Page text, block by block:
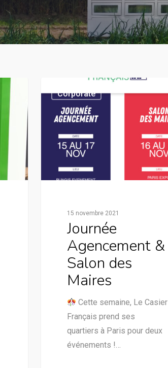
Corporate
15 novembre 2021
Journée
Agencement &
Salon des
Maires
Cette semaine, Le Casier
Français prend ses
quartiers à Paris pour deux
événements !…